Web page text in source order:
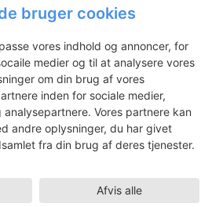
overtryk. Hun
og udtryk, der kan
få farver og
kombineres
Læs mere
bruger cookies
vores indhold og annoncer, for
medier og til at analysere vores
om din brug af vores
inden for sociale medier,
Vores partnere kan
andre oplysninger, du har givet
fra din brug af deres tjenester.
Afvis alle